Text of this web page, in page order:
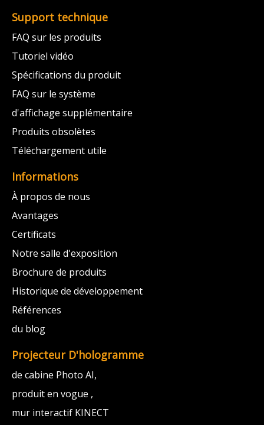
Support technique
FAQ sur les produits
Tutoriel vidéo
Spécifications du produit
FAQ sur le système
d'affichage supplémentaire
Produits obsolètes
Téléchargement utile
Informations
À propos de nous
Avantages
Certificats
Notre salle d'exposition
Brochure de produits
Historique de développement
Références
du blog
Projecteur D'hologramme
de cabine Photo AI,
produit en vogue ,
mur interactif KINECT